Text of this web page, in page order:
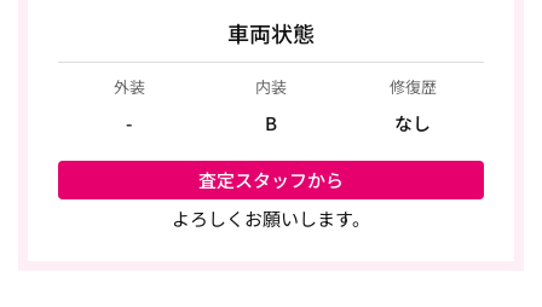
車両状態
外装
-
内装
B
修復歴
なし
査定スタッフから
よろしくお願いします。